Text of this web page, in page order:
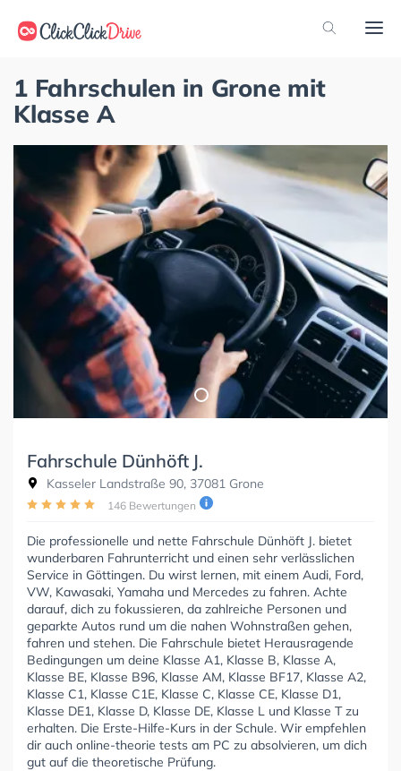
1 Fahrschulen in Grone mit
Klasse A
Fahrschule Dünhöft J.
Kasseler Landstraße 90, 37081 Grone
146 Bewertungen
Die professionelle und nette Fahrschule Dünhöft J. bietet
wunderbaren Fahrunterricht und einen sehr verlässlichen
Service in Göttingen. Du wirst lernen, mit einem Audi, Ford,
VW, Kawasaki, Yamaha und Mercedes zu fahren. Achte
darauf, dich zu fokussieren, da zahlreiche Personen und
geparkte Autos rund um die nahen Wohnstraßen gehen,
fahren und stehen. Die Fahrschule bietet Herausragende
Bedingungen um deine Klasse A1, Klasse B, Klasse A,
Klasse BE, Klasse B96, Klasse AM, Klasse BF17, Klasse A2,
Klasse C1, Klasse C1E, Klasse C, Klasse CE, Klasse D1,
Klasse DE1, Klasse D, Klasse DE, Klasse L und Klasse T zu
erhalten. Die Erste-Hilfe-Kurs in der Schule. Wir empfehlen
dir auch online-theorie tests am PC zu absolvieren, um dich
gut auf die theoretische Prüfung.